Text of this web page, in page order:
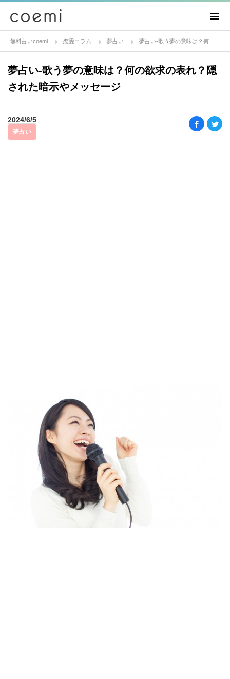
無料占いcoemi 恋愛コラム 夢占い
夢占い-歌う夢の意味は？何の欲求の表れ？隠
された暗示やメッセージ
2024/6/5
夢占い